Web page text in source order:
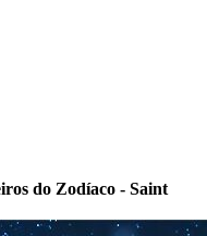
do Zodíaco - Saint